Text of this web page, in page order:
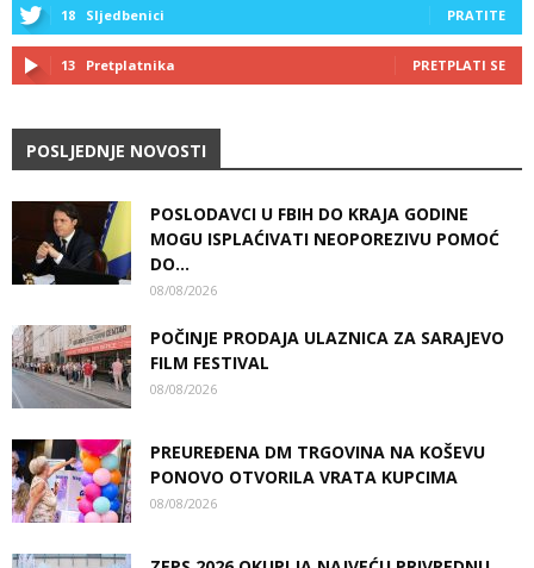
18 Sljedbenici PRATITE
13 Pretplatnika PRETPLATI SE
POSLJEDNJE NOVOSTI
POSLODAVCI U FBIH DO KRAJA GODINE
MOGU ISPLAĆIVATI NEOPOREZIVU POMOĆ
DO...
08/08/2026
POČINJE PRODAJA ULAZNICA ZA SARAJEVO
FILM FESTIVAL
08/08/2026
PREUREĐENA DM TRGOVINA NA KOŠEVU
PONOVO OTVORILA VRATA KUPCIMA
08/08/2026